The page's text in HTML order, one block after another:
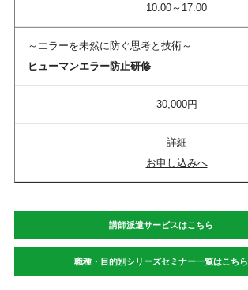
10:00～17:00
～エラーを未然に防ぐ思考と技術～
ヒューマンエラー防止研修
30,000円
詳細
お申し込みへ
講師派遣サービスはこちら
職種・目的別シリーズセミナー一覧はこちら